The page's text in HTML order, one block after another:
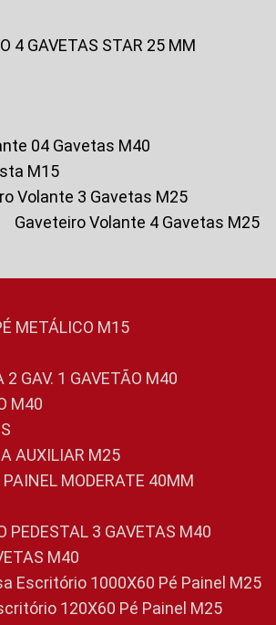
4 GAVETAS STAR 25 MM
04 Gavetas M40
M15
Volante 3 Gavetas M25
Gaveteiro Volante 4 Gavetas M25
METÁLICO M15
2 GAV. 1 GAVETÃO M40
M40
AUXILIAR M25
PAINEL MODERATE 40MM
PEDESTAL 3 GAVETAS M40
M40
Escritório 1000X60 Pé Painel M25
120X60 Pé Painel M25